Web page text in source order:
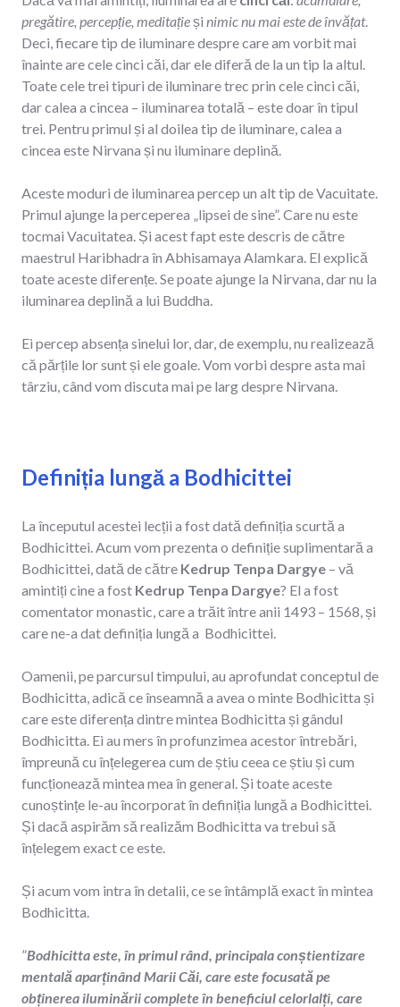
pregătire, percepție, meditațieși nimic nu mai este de învățat.
Deci, fiecare tip de iluminare despre care am vorbit mai
înainte are cele cinci căi, dar ele diferă de la un tip la altul.
Toate cele trei tipuri de iluminare trec prin cele cinci căi,
dar calea a cincea – iluminarea totală – este doar în tipul
trei. Pentru primul și al doilea tip de iluminare, calea a
cincea este Nirvana și nu iluminare deplină.
Aceste moduri de iluminarea percep un alt tip de Vacuitate.
Primul ajunge la perceperea „lipsei de sine”. Care nu este
tocmai Vacuitatea. Și acest fapt este descris de către
maestrul Haribhadra în Abhisamaya Alamkara. El explică
toate aceste diferențe. Se poate ajunge la Nirvana, dar nu la
iluminarea deplină a lui Buddha.
Ei percep absența sinelui lor, dar, de exemplu, nu realizează
că părțile lor sunt și ele goale. Vom vorbi despre asta mai
târziu, când vom discuta mai pe larg despre Nirvana.
Definiția lungă a Bodhicittei
La începutul acestei lecții a fost dată definiția scurtă a
Bodhicittei. Acum vom prezenta o definiție suplimentară a
Bodhicittei, dată de către Kedrup Tenpa Dargye – vă
amintiți cine a fost Kedrup Tenpa Dargye? El a fost
comentator monastic, care a trăit între anii 1493 – 1568, și
care ne-a dat definiția lungă a Bodhicittei.
Oamenii, pe parcursul timpului, au aprofundat conceptul de
Bodhicitta, adică ce înseamnă a avea o minte Bodhicitta și
care este diferența dintre mintea Bodhicitta și gândul
Bodhicitta. Ei au mers în profunzimea acestor întrebări,
împreună cu înțelegerea cum de știu ceea ce știu și cum
funcționează mintea mea în general. Și toate aceste
cunoștințe le-au încorporat în definiția lungă a Bodhicittei.
Și dacă aspirăm să realizăm Bodhicitta va trebui să
înțelegem exact ce este.
Și acum vom intra în detalii, ce se întâmplă exact în mintea
Bodhicitta.
”Bodhicitta este, în primul rând, principala conștientizare
mentală aparținând Marii Căi, care este focusată pe
obținerea iluminării complete în beneficiul celorlalți, care